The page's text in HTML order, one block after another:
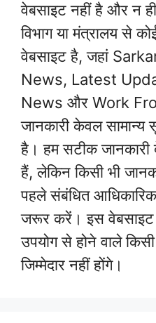
वेबसाइट नहीं है और न
विभाग या मंत्रालय से
वेबसाइट है, जहां
News, Latest
News और Work
जानकारी केवल सामान्य
है। हम सटीक जानकारी
हैं, लेकिन किसी भी
पहले संबंधित
जरूर करें। इस वेबसाइट
उपयोग से होने वाले
जिम्मेदार नहीं होंगे।